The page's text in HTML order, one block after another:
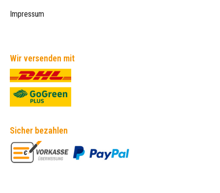
Impressum
Wir versenden mit
Sicher bezahlen